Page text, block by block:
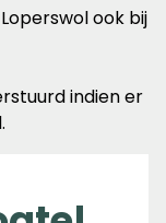
ook bij
indien er